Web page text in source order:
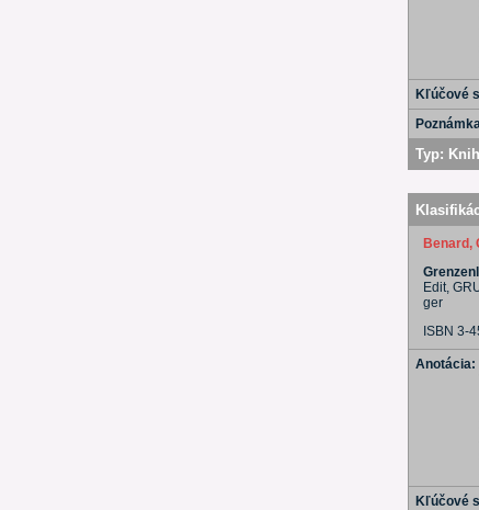
Kľúčové
Typ:
Benard,
Edit,
ger
ISBN 3-
Anotácia:
Kľúčové